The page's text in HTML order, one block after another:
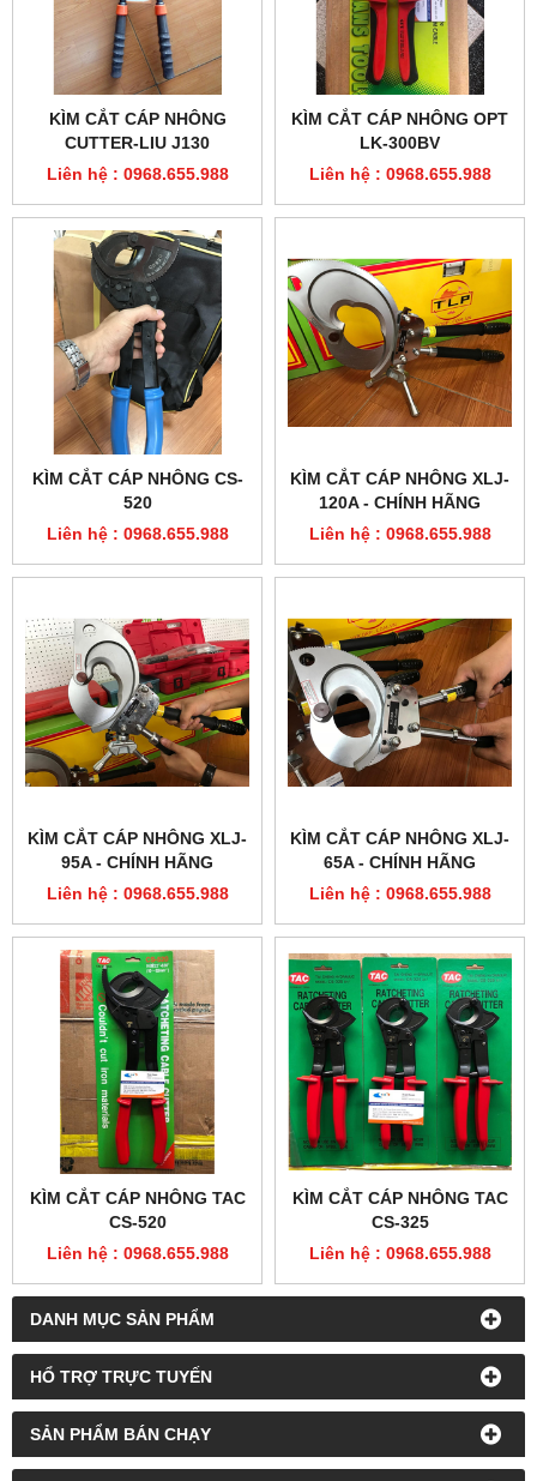
DANH MỤC SẢN PHẨM
HỔ TRỢ TRỰC TUYẾN
SẢN PHẨM BÁN CHẠY
KÌM CẮT CÁP NHÔNG
CUTTER-LIU J130
Liên hệ : 0968.655.988
KÌM CẮT CÁP NHÔNG OPT
LK-300BV
Liên hệ : 0968.655.988
KÌM CẮT CÁP NHÔNG CS-
520
Liên hệ : 0968.655.988
KÌM CẮT CÁP NHÔNG XLJ-
120A - CHÍNH HÃNG
Liên hệ : 0968.655.988
KÌM CẮT CÁP NHÔNG XLJ-
95A - CHÍNH HÃNG
Liên hệ : 0968.655.988
KÌM CẮT CÁP NHÔNG XLJ-
65A - CHÍNH HÃNG
Liên hệ : 0968.655.988
KÌM CẮT CÁP NHÔNG TAC
CS-520
Liên hệ : 0968.655.988
KÌM CẮT CÁP NHÔNG TAC
CS-325
Liên hệ : 0968.655.988